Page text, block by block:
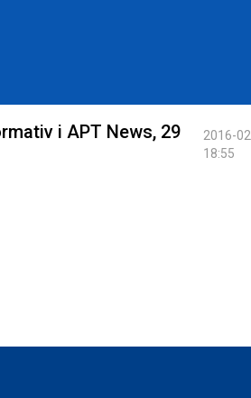
i APT News, 29
2016-02
18:55